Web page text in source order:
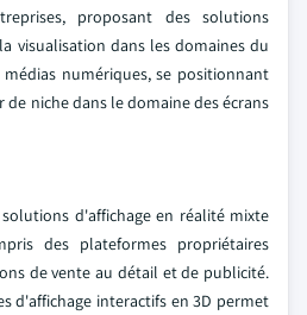
proposant des solutions
visualisation dans les domaines du
numériques, se positionnant
niche dans le domaine des écrans
d'affichage en réalité mixte
des plateformes propriétaires
de vente au détail et de publicité.
d'affichage interactifs en 3D permet